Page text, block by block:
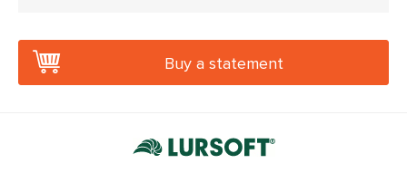
Buy a statement